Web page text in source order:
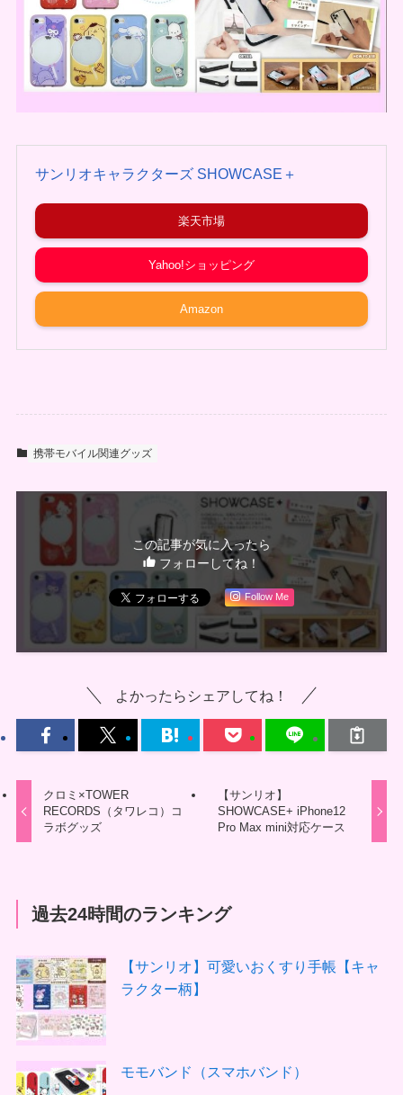
サンリオキャラクターズ SHOWCASE＋
楽天市場
Yahoo!ショッピング
Amazon
携帯モバイル関連グッズ
この記事が気に入ったら
フォローしてね！
Follow Me
よかったらシェアしてね！
クロミ×TOWER
RECORDS（タワレコ）コ
ラボグッズ
【サンリオ】
SHOWCASE+ iPhone12
Pro Max mini対応ケース
過去24時間のランキング
【サンリオ】可愛いおくすり手帳【キャ
ラクター柄】
モモバンド（スマホバンド）